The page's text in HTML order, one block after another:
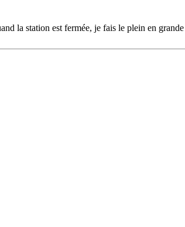
la station est fermée, je fais le plein en